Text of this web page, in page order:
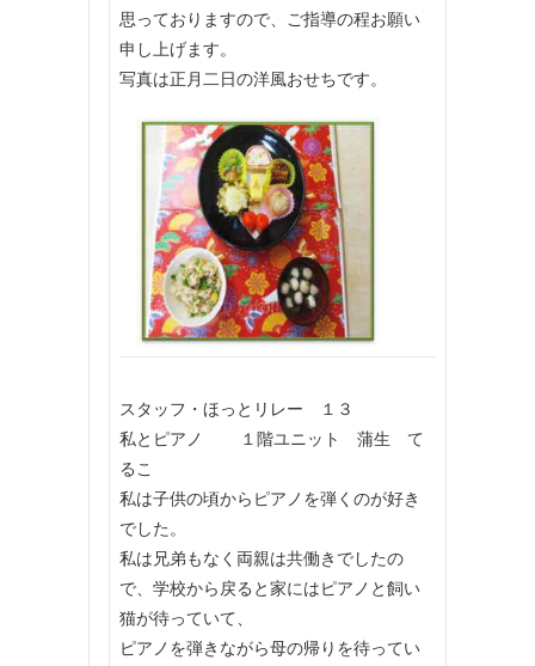
思っておりますので、ご指導の程お願い
申し上げます。
写真は正月二日の洋風おせちです。
スタッフ・ほっとリレー １３
私とピアノ １階ユニット 蒲生 て
るこ
私は子供の頃からピアノを弾くのが好き
でした。
私は兄弟もなく両親は共働きでしたの
で、学校から戻ると家にはピアノと飼い
猫が待っていて、
ピアノを弾きながら母の帰りを待ってい